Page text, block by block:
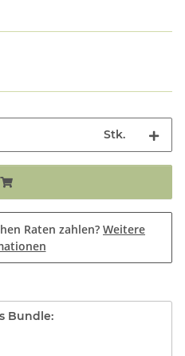
Stk.
Raten zahlen? Weitere
Bundle: